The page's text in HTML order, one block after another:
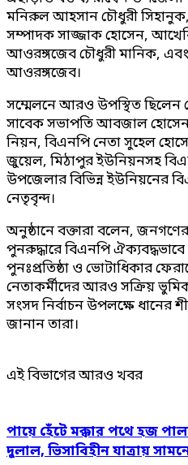
মনিরুল আহসান চৌধুরী সিহানুক,
সম্পাদক সাজ্জাক হোসেন,
আওরঙ্গজেব চৌধুরী মানিক,
আওরঙ্গজেব।
সম্মেলনে আরও উপস্থিত
সাবেক সভাপতি আবজাল হোসেন,
নিয়ন, বিএনপি নেতা সুহেল
জুয়েল, মিঠাপুর ইউনিয়নসহ
উপজেলার বিভিন্ন ইউনিয়নের
নেতৃবৃন্দ।
অনুষ্ঠানে বক্তারা বলেন,
পুনরুদ্ধারে বিএনপি
পুনঃপ্রতিষ্ঠা ও ভোটাধিকার
নেতাকর্মীদের আরও সক্রিয়
সংসদ নির্বাচন উপলক্ষে ধানের
জানান তারা।
এই বিভাগের আরও খবর
পায়ে হেঁটে মক্কার পথে হজ
দুলাল, ভিসাবিহীন যাত্রায়